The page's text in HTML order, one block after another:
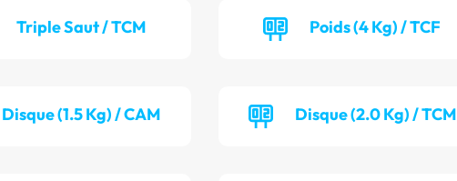
Triple Saut / TCM Poids (4 Kg) / TCF
Disque (1.5 Kg) / CAM Disque (2.0 Kg) / TCM